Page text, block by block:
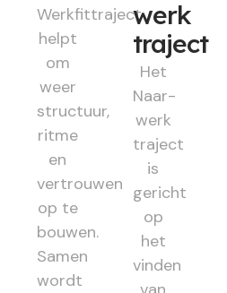
Werkfittraject
helpt
om
weer
structuur,
ritme
en
vertrouwen
op te
bouwen.
Samen
wordt
werk
traject
Het
Naar-
werk
traject
is
gericht
op
het
vinden